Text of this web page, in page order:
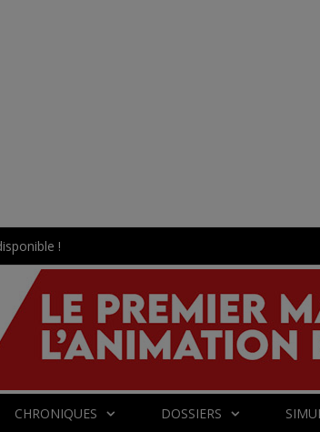
!
CHRONIQUES DOSSIERS